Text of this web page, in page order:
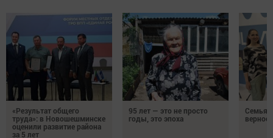
«Результат общего
труда»: в Новошешминске
оценили развитие района
за 5 лет
95 лет — это не просто
годы, это эпоха
Семья